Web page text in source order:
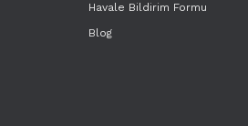
Havale Bildirim Formu
Blog